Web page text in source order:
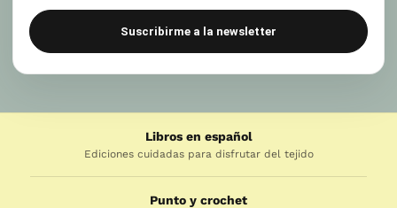
Suscribirme a la newsletter
Libros en español
Ediciones cuidadas para disfrutar del tejido
Punto y crochet